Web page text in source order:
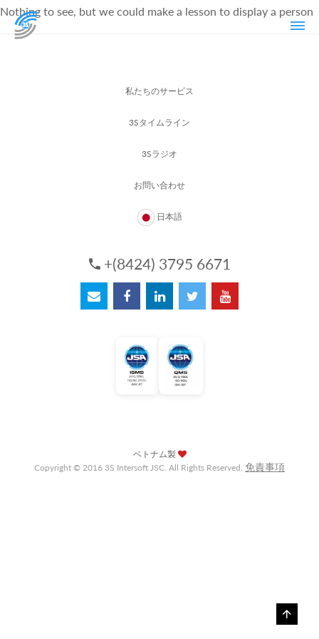
Nothing to see, but we could make a lesson to display a person
私たちのサービス
3Sタイムライン
3Sラジオ
お問い合わせ
日本語
+(8424) 3795 6671
ベトナム製
Copyright © 2016 3S Intersoft JSC. All Rights Reserved. 免責事項